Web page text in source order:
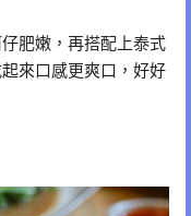
肥嫩，再搭配上泰式
來口感更爽口，好好